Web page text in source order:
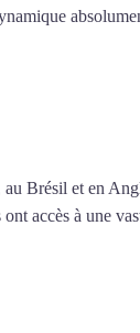
Brésil et en
ont accès à une